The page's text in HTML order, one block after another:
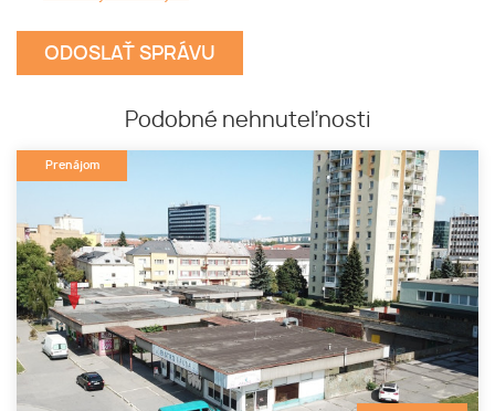
Podobné nehnuteľnosti
Prenájom